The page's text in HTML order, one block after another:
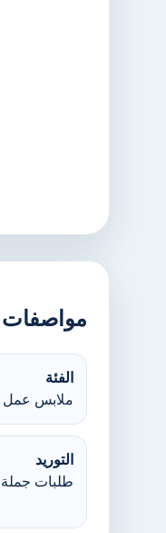
مواصفات
الفئة
ملابس عمل
التوريد
طلبات